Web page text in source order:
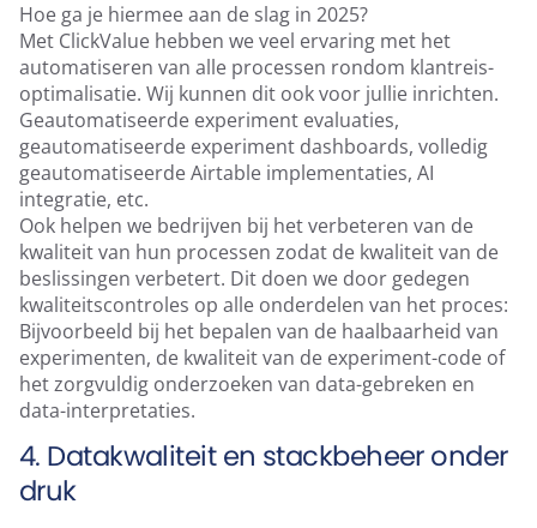
Hoe ga je hiermee aan de slag in 2025?
Met ClickValue hebben we veel ervaring met het
automatiseren van alle processen rondom klantreis-
optimalisatie. Wij kunnen dit ook voor jullie inrichten.
Geautomatiseerde experiment evaluaties,
geautomatiseerde experiment dashboards, volledig
geautomatiseerde Airtable implementaties, AI
integratie, etc.
Ook helpen we bedrijven bij het verbeteren van de
kwaliteit van hun processen zodat de kwaliteit van de
beslissingen verbetert. Dit doen we door gedegen
kwaliteitscontroles op alle onderdelen van het proces:
Bijvoorbeeld bij het bepalen van de haalbaarheid van
experimenten, de kwaliteit van de experiment-code of
het zorgvuldig onderzoeken van data-gebreken en
data-interpretaties.
4. Datakwaliteit en stackbeheer onder
druk